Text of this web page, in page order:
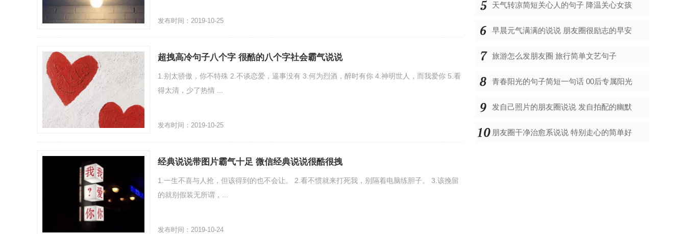
发布时间：2019-10-25
超拽高冷句子八个字 很酷的八个字社会霸气说说
1.别太骄傲，你不特殊 2.不谈恋爱，逼事没有 3.何为烈酒，醉时有你 4.神明世人，而我爱你 5.看
得太清，少了热情 ...
发布时间：2019-10-25
经典说说带图片霸气十足 微信经典说说很酷很拽
1.一生不喜与人抢，但该得到的也不会让。 2.看不惯就来打死我，别隔着电脑练胆子。 3.该挽留
的就别假装无所谓，...
发布时间：2019-10-24
天气转凉简短关心人的句子 降温关心女孩
早晨元气满满的说说 朋友圈很励志的早安
旅游怎么发朋友圈 旅行简单文艺句子
青春阳光的句子简短一句话 00后专属阳光
发自己照片的朋友圈说说 发自拍配的幽默
朋友圈干净治愈系说说 特别走心的简单好